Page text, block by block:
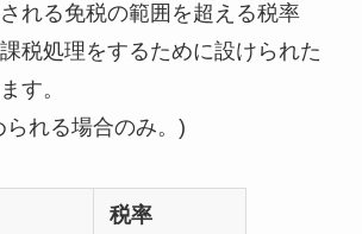
れる免税の範囲を超える税率
税処理をするために設けられた
す。
れる場合のみ。)
税率